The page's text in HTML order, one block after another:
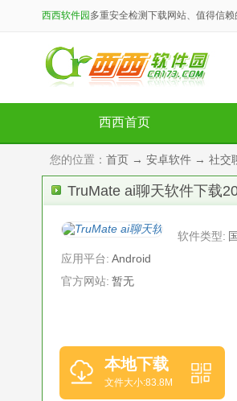
西西软件园 多重安全检测下载网站、值得信赖
西西首页
您的位置： 首页 → 安卓软件 → 社交
TruMate ai聊天软件下载
软件类型:
应用平台: Android
官方网站: 暂无
本地下载
文件大小:83.8M